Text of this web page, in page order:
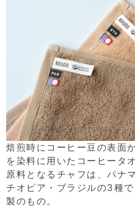
焙煎時にコーヒー豆の表面
を染料に用いたコーヒータオ
原料となるチャフは、パナ
チオピア・ブラジルの3種
製のもの。